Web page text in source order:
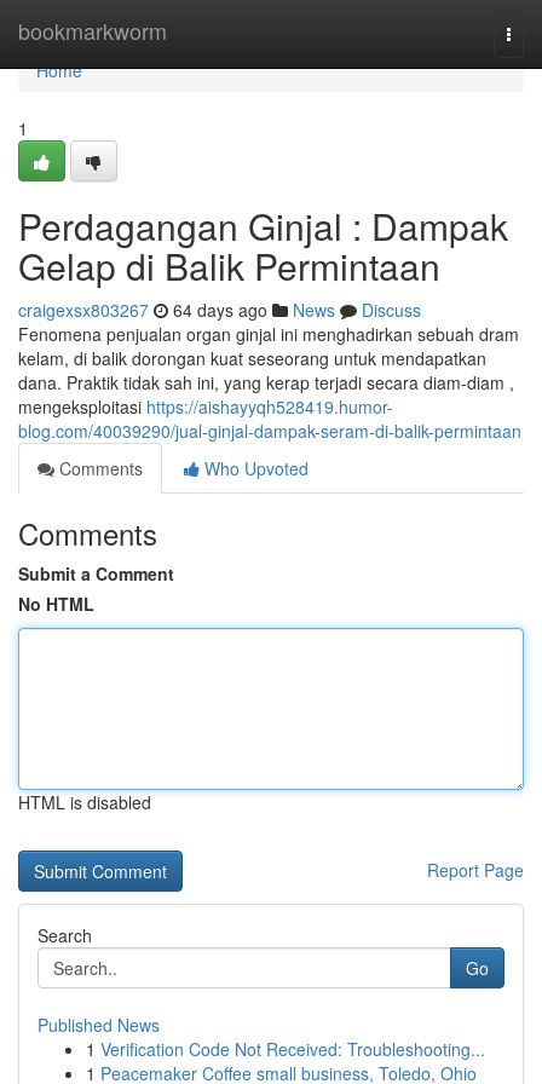
bookmarkworm
Home
Home
1
Perdagangan Ginjal : Dampak
Gelap di Balik Permintaan
craigexsx803267 64 days ago News
Discuss
Fenomena penjualan organ ginjal ini menghadirkan sebuah dram
kelam, di balik dorongan kuat seseorang untuk mendapatkan
dana. Praktik tidak sah ini, yang kerap terjadi secara diam-diam ,
mengeksploitasi https://aishayyqh528419.humor-
blog.com/40039290/jual-ginjal-dampak-seram-di-balik-permintaan
Comments
Who Upvoted
Comments
Submit a Comment
No HTML
HTML is disabled
Report Page
Search
Go
Published News
1 Verification Code Not Received: Troubleshooting...
1 Peacemaker Coffee small business, Toledo, Ohio